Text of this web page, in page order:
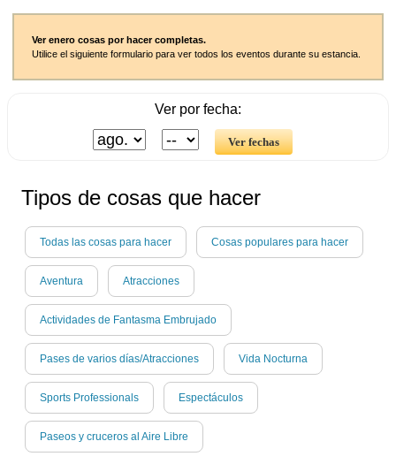
Ver enero cosas por hacer completas.
Utilice el siguiente formulario para ver todos los eventos durante su estancia.
Ver por fecha:
Tipos de cosas que hacer
Todas las cosas para hacer Cosas populares para hacer
Aventura Atracciones
Actividades de Fantasma Embrujado
Pases de varios días/Atracciones Vida Nocturna
Sports Professionals Espectáculos
Paseos y cruceros al Aire Libre